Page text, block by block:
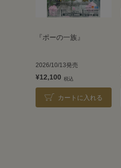
『ポーの一族』
2026/10/13発売
¥12,100
カートに入れる